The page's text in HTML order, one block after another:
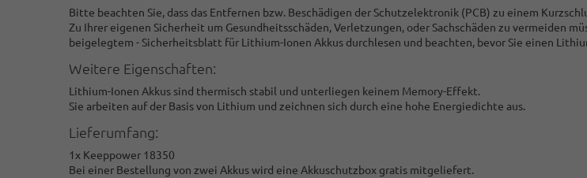
Bitte beachten Sie, dass das Entfernen bzw. Beschädigen der Schutzelektronik (PCB) zu einem
Zu Ihrer eigenen Sicherheit um Gesundheitsschäden, Verletzungen, oder Sachschäden zu vermeiden
beigelegtem - Sicherheitsblatt für Lithium-Ionen Akkus durchlesen und beachten, bevor Sie einen
Weitere Eigenschaften:
Lithium-Ionen Akkus sind thermisch stabil und unterliegen keinem Memory-Effekt.
Sie arbeiten auf der Basis von Lithium und zeichnen sich durch eine hohe Energiedichte aus.
Lieferumfang:
1x Keeppower 18350
Bei einer Bestellung von zwei Akkus wird eine Akkuschutzbox gratis mitgeliefert.